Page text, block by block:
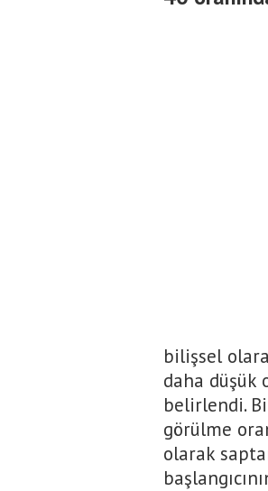
bilişsel
daha düşük
belirlendi.
görülme
olarak